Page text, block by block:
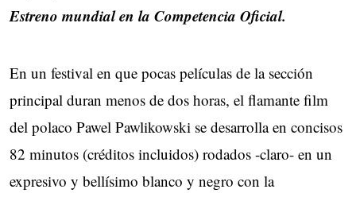
Estreno mundial en la Competencia Oficial.
En un festival en que pocas películas de la sección
principal duran menos de dos horas, el flamante film
del polaco Pawel Pawlikowski se desarrolla en concisos
82 minutos (créditos incluidos) rodados -claro- en un
expresivo y bellísimo blanco y negro con la